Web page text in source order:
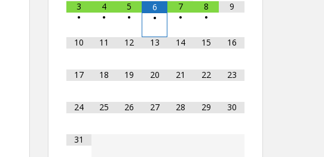
3
•
4
•
5
•
6
•
7
•
8
•
9
10 11 12 13 14 15 16
17 18 19 20 21 22 23
24 25 26 27 28 29 30
31